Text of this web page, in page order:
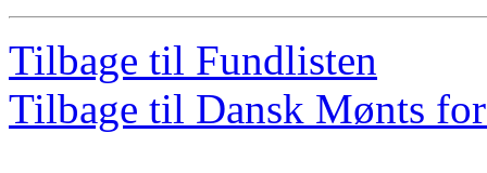
Tilbage til Fundlisten
Tilbage til Dansk Mønts